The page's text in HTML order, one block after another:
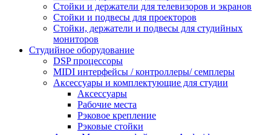
Стойки и держатели для телевизоров и экранов
Стойки и подвесы для проекторов
Стойки, держатели и подвесы для студийных
мониторов
Студийное оборудование
DSP процессоры
MIDI интерфейсы / контроллеры/ семплеры
Аксессуары и комплектующие для студии
Аксессуары
Рабочие места
Рэковое крепление
Рэковые стойки